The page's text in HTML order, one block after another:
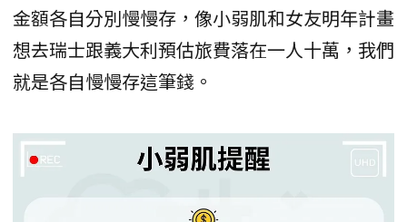
金額各自分別慢慢存，像小弱肌和女友明年計畫
想去瑞士跟義大利預估旅費落在一人十萬，我們
就是各自慢慢存這筆錢。